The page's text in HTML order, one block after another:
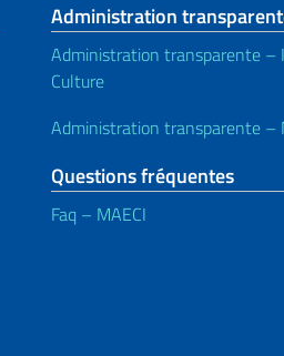
Administration
Administration transparente –
Culture
Administration transparente –
Questions fréquentes
Faq – MAECI